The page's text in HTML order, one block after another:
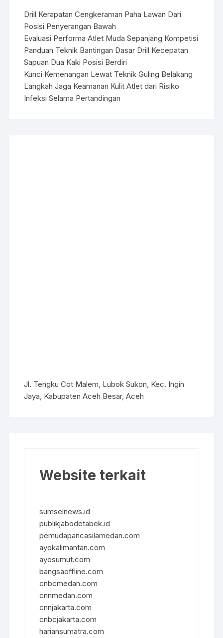
Drill Kerapatan Cengkeraman Paha Lawan Dari
Posisi Penyerangan Bawah
Evaluasi Performa Atlet Muda Sepanjang Kompetisi
Panduan Teknik Bantingan Dasar Drill Kecepatan
Sapuan Dua Kaki Posisi Berdiri
Kunci Kemenangan Lewat Teknik Guling Belakang
Langkah Jaga Keamanan Kulit Atlet dari Risiko
Infeksi Selama Pertandingan
Jl. Tengku Cot Malem, Lubok Sukon, Kec. Ingin
Jaya, Kabupaten Aceh Besar, Aceh
Website terkait
sumselnews.id
publikjabodetabek.id
pemudapancasilamedan.com
ayokalimantan.com
ayosumut.com
bangsaoffline.com
cnbcmedan.com
cnnmedan.com
cnnjakarta.com
cnbcjakarta.com
hariansumatra.com